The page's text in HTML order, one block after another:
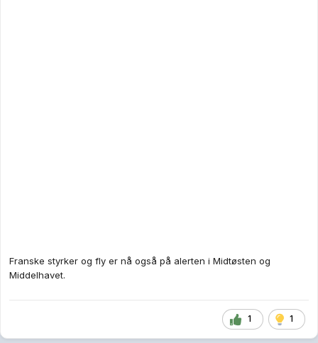
Franske styrker og fly er nå også på alerten i Midtøsten og
Middelhavet.
1 1